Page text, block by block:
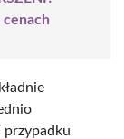
przypadku